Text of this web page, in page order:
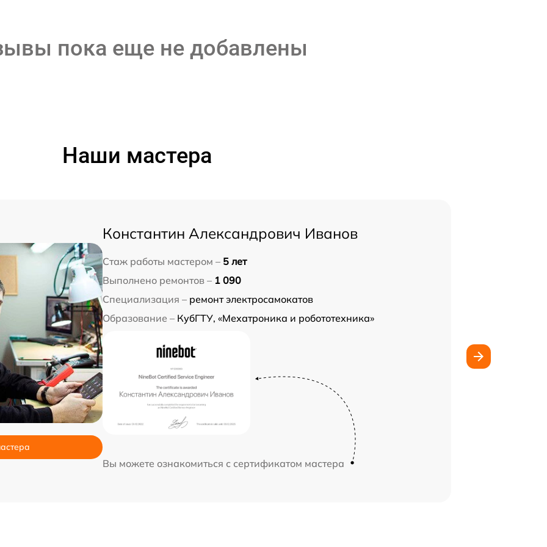
пока еще не добавлены
Наши мастера
Константин Александрович Иванов
Стаж работы мастером – 5 лет
Выполнено ремонтов – 1 090
Специализация – ремонт электросамокатов
Образование – КубГТУ, «Мехатроника и робототехника»
Вы можете ознакомиться с сертификатом мастера